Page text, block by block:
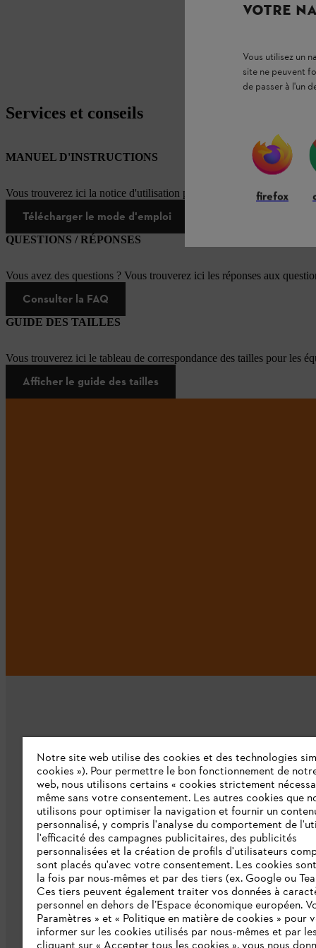
Services et conseils
MANUEL D'INSTRUCTIONS
Vous trouverez ici la notice d'utilisation pour ce produit STIHL
Télécharger le mode d'emploi
QUESTIONS / RÉPONSES
Vous avez des questions ? Vous trouverez ici les réponses aux
Consulter la FAQ
GUIDE DES TAILLES
Vous trouverez ici le tableau de correspondance des tailles pour les
Afficher le guide des tailles
L'Entreprise
Qui sommes-nous ?
Presse
Emploi
Ligne Intégrité STIHL
Développement durable
Catalogue
VOTRE
Vous utilisez un
site ne peuvent
de passer à l'un
firefox
Notre site web utilise des cookies et des technologies
cookies »). Pour permettre le bon fonctionnement de
web, nous utilisons certains « cookies strictement
même sans votre consentement. Les autres cookies que
utilisons pour optimiser la navigation et fournir un
personnalisé, y compris l'analyse du comportement de
l'efficacité des campagnes publicitaires, des publicités
personnalisées et la création de profils d'utilisateurs
sont placés qu'avec votre consentement. Les cookies
la fois par nous-mêmes et par des tiers (ex. Google ou
Ces tiers peuvent également traiter vos données à
personnel en dehors de l’Espace économique européen.
Paramètres » et « Politique en matière de cookies » pour
informer sur les cookies utilisés par nous-mêmes et par